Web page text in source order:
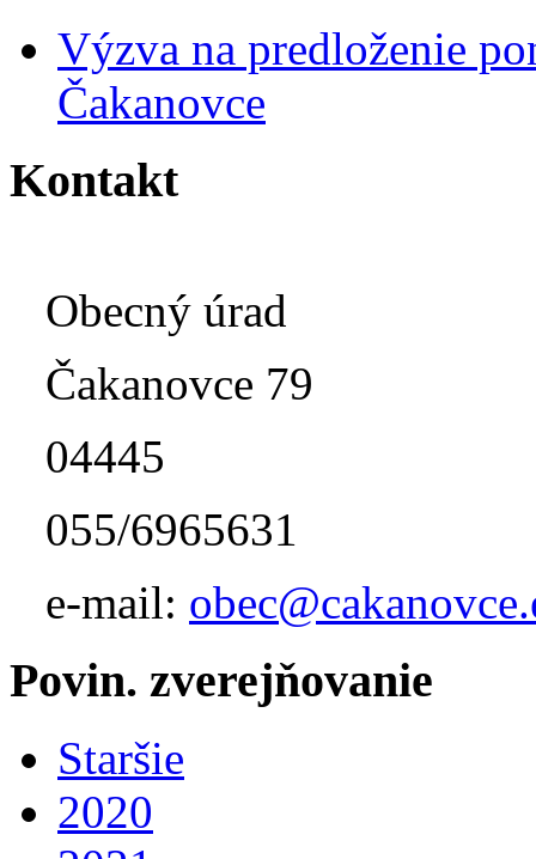
Výzva na predloženie
Čakanovce
Kontakt
Obecný úrad
Čakanovce 79
04445
055/6965631
e-mail:
Povin. zverejňovanie
Staršie
2020